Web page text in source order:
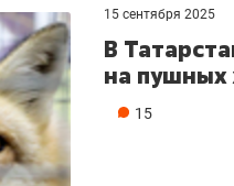
15 сентября 2025
В
на пушных
15